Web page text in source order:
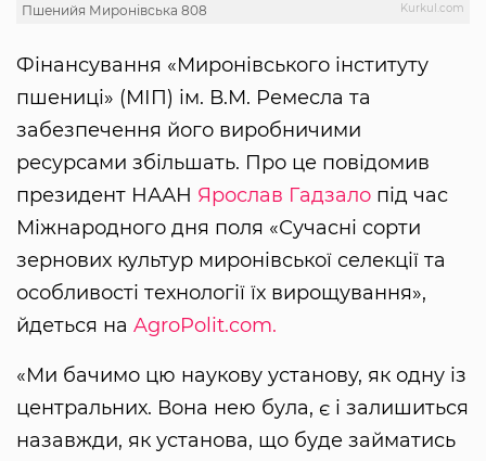
Kurkul.com
Пшенийя Миронівська 808
Фінансування «Миронівського інституту
пшениці» (МІП) ім. В.М. Ремесла та
забезпечення його виробничими
ресурсами збільшать. Про це повідомив
президент НААН Ярослав Гадзало під час
Міжнародного дня поля «Сучасні сорти
зернових культур миронівської селекції та
особливості технології їх вирощування»,
йдеться на AgroPolit.com.
«Ми бачимо цю наукову установу, як одну із
центральних. Вона нею була, є і залишиться
назавжди, як установа, що буде займатись